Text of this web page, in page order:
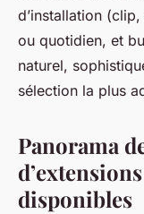
d’installation
ou quotidien, et
naturel,
sélection la plus
Panorama
disponibles